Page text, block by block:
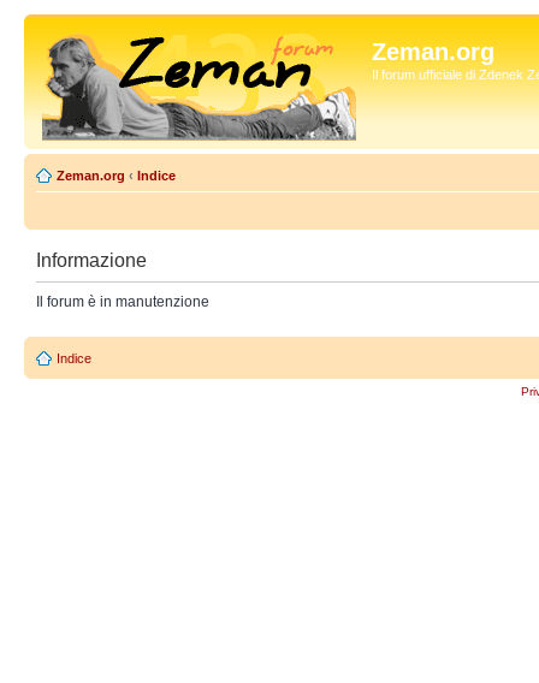
Zeman.org
Il forum ufficiale di Zdenek
Zeman.org ‹ Indice
Informazione
Il forum è in manutenzione
Indice